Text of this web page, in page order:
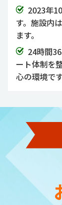
2023年
す。施設内
ます。
24時間
ート体制を
心の環境です